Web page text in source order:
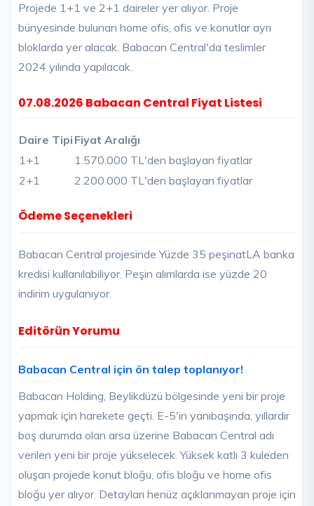
Projede 1+1 ve 2+1 daireler yer alıyor. Proje
bünyesinde bulunan home ofis, ofis ve konutlar ayrı
bloklarda yer alacak. Babacan Central'da teslimler
2024 yılında yapılacak.
07.08.2026 Babacan Central Fiyat Listesi
Daire Tipi Fiyat Aralığı
1+1
1.570.000 TL'den başlayan fiyatlar
2+1
2.200.000 TL'den başlayan fiyatlar
Ödeme Seçenekleri
Babacan Central projesinde Yüzde 35 peşinatLA banka
kredisi kullanılabiliyor. Peşin alımlarda ise yüzde 20
indirim uygulanıyor.
Editörün Yorumu
Babacan Central için ön talep toplanıyor!
Babacan Holding, Beylikdüzü bölgesinde yeni bir proje
yapmak için harekete geçti. E-5'in yanıbaşında, yıllardır
boş durumda olan arsa üzerine Babacan Central adı
verilen yeni bir proje yükselecek. Yüksek katlı 3 kuleden
oluşan projede konut bloğu, ofis bloğu ve home ofis
bloğu yer alıyor. Detayları henüz açıklanmayan proje için